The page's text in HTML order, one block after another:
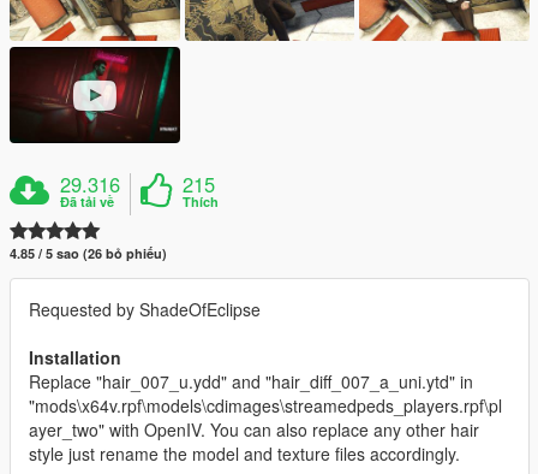
29.316
Đã tải về
215
Thích
4.85 / 5 sao (26 bỏ phiếu)
Requested by ShadeOfEclipse
Installation
Replace "hair_007_u.ydd" and "hair_diff_007_a_uni.ytd" in
"mods\x64v.rpf\models\cdimages\streamedpeds_players.rpf\pl
ayer_two" with OpenIV. You can also replace any other hair
style just rename the model and texture files accordingly.